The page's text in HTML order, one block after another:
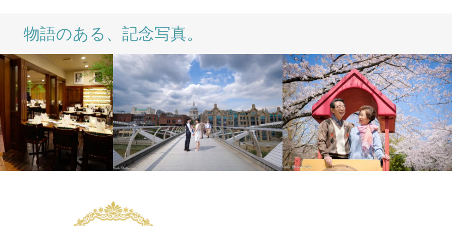
物語のある、記念写真。
INTERNATIONAL LONDON PHOTO
SESSION PRE WEDDING WEDDING
LIFESTYLE PHOTO SALON LIFESTYLE PHOTO SALON